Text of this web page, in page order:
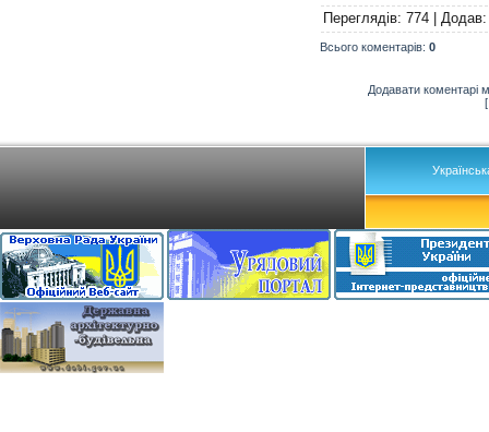
Переглядів: 774 | Додав
Всього коментарів: 0
Додавати коментарі